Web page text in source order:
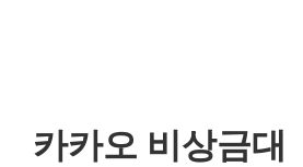
카카오 비상금대